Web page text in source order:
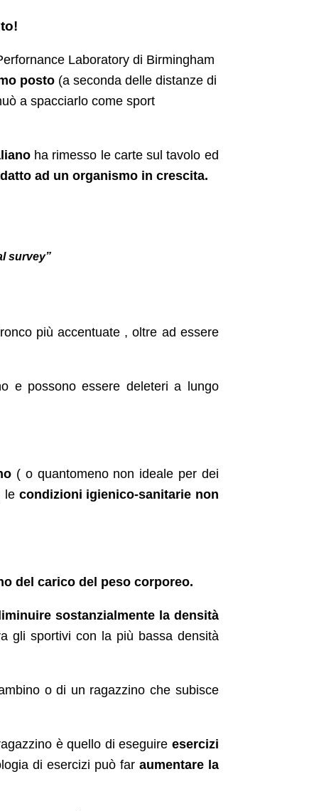
Laboratory di Birmingham
posto (a seconda delle distanze di
a spacciarlo come sport
ha rimesso le carte sul tavolo ed
ad un organismo in crescita.
survey”
più accentuate , oltre ad essere
e possono essere deleteri a lungo
( o quantomeno non ideale per dei
le condizioni igienico-sanitarie non
del carico del peso corporeo.
sostanzialmente la densità
gli sportivi con la più bassa densità
o di un ragazzino che subisce
è quello di eseguire esercizi
di esercizi può far aumentare la